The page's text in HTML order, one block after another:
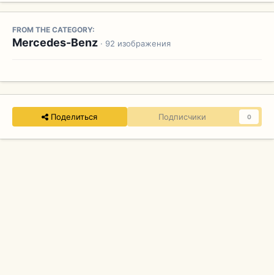
FROM THE CATEGORY:
Mercedes-Benz · 92 изображения
Поделиться Подписчики 0